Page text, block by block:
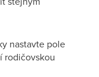
nastavte pole
rodičovskou